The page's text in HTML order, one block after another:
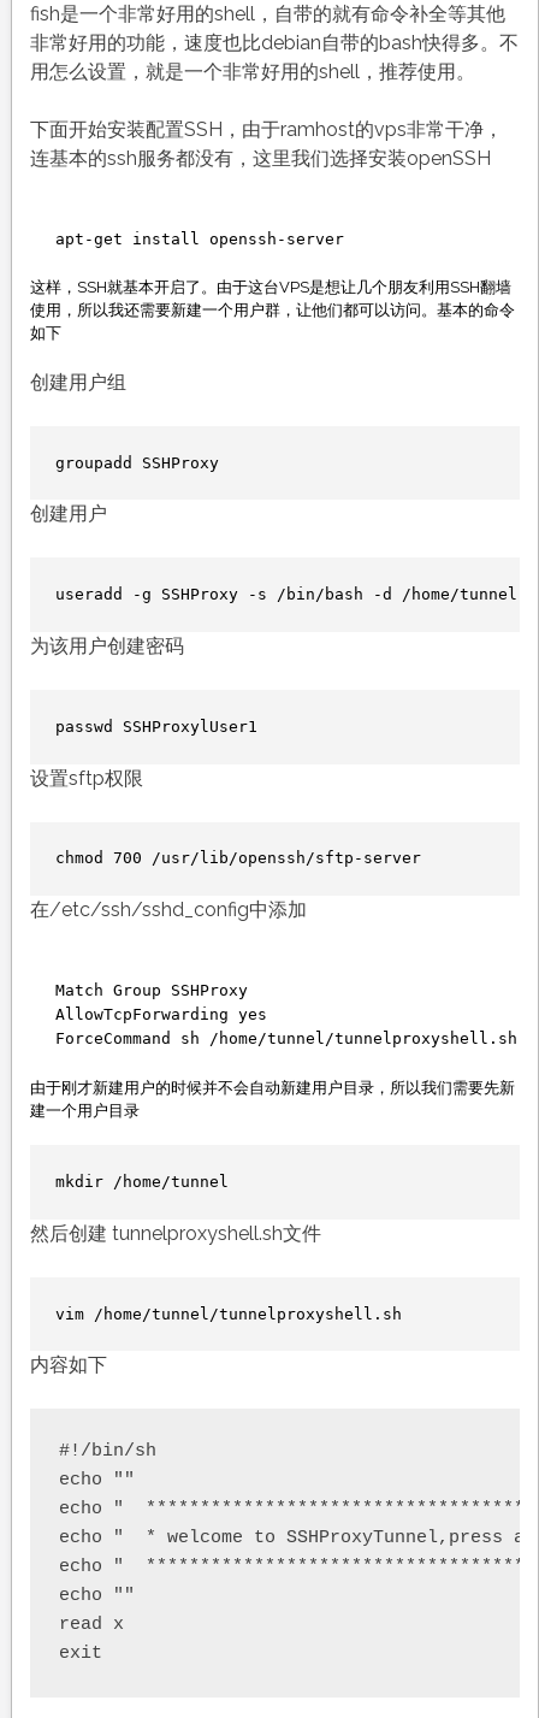
fish是一个非常好用的shell，自带的就有命令补全等其他
非常好用的功能，速度也比debian自带的bash快得多。不
用怎么设置，就是一个非常好用的shell，推荐使用。
下面开始安装配置SSH，由于ramhost的vps非常干净，
连基本的ssh服务都没有，这里我们选择安装openSSH
apt-get install openssh-server
这样，SSH就基本开启了。由于这台VPS是想让几个朋友利用SSH翻墙
使用，所以我还需要新建一个用户群，让他们都可以访问。基本的命令
如下
创建用户组
groupadd SSHProxy
创建用户
useradd -g SSHProxy -s /bin/bash -d /home/tunnel
为该用户创建密码
passwd SSHProxylUser1
设置sftp权限
chmod 700 /usr/lib/openssh/sftp-server
在/etc/ssh/sshd_config中添加
Match Group SSHProxy
AllowTcpForwarding yes
ForceCommand sh /home/tunnel/tunnelproxyshell.sh
由于刚才新建用户的时候并不会自动新建用户目录，所以我们需要先新
建一个用户目录
mkdir /home/tunnel
然后创建 tunnelproxyshell.sh文件
vim /home/tunnel/tunnelproxyshell.sh
内容如下
#!/bin/sh
echo ""
echo "
echo "  * welcome to
echo "
echo ""
read x
exit